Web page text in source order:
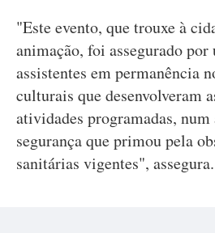
"Este evento, que trouxe à
animação, foi assegurado
assistentes em permanência
culturais que desenvolveram
atividades programadas,
segurança que primou pela
sanitárias vigentes", assegura.